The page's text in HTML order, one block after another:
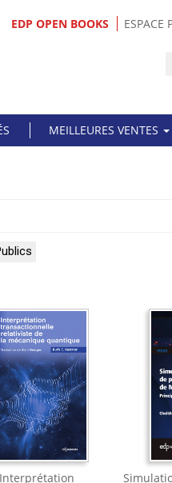
EDP OPEN BOOKS ESPACE
MEILLEURES VENTES
Interprétation